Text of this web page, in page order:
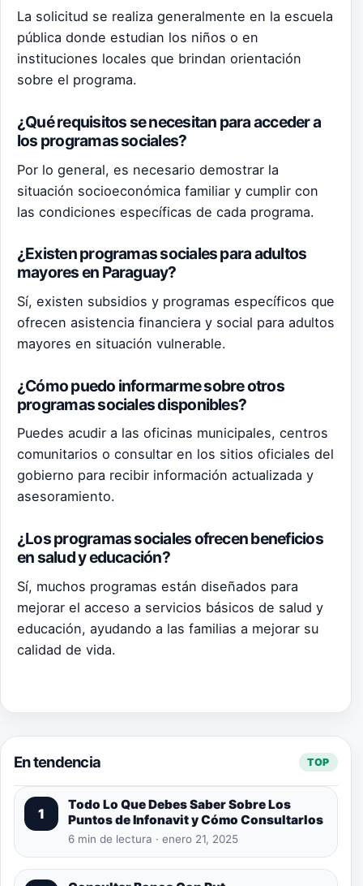
La solicitud se realiza generalmente en la escuela
pública donde estudian los niños o en
instituciones locales que brindan orientación
sobre el programa.
¿Qué requisitos se necesitan para acceder a
los programas sociales?
Por lo general, es necesario demostrar la
situación socioeconómica familiar y cumplir con
las condiciones específicas de cada programa.
¿Existen programas sociales para adultos
mayores en Paraguay?
Sí, existen subsidios y programas específicos que
ofrecen asistencia financiera y social para adultos
mayores en situación vulnerable.
¿Cómo puedo informarme sobre otros
programas sociales disponibles?
Puedes acudir a las oficinas municipales, centros
comunitarios o consultar en los sitios oficiales del
gobierno para recibir información actualizada y
asesoramiento.
¿Los programas sociales ofrecen beneficios
en salud y educación?
Sí, muchos programas están diseñados para
mejorar el acceso a servicios básicos de salud y
educación, ayudando a las familias a mejorar su
calidad de vida.
En tendencia TOP
1
Todo Lo Que Debes Saber Sobre Los
Puntos de Infonavit y Cómo Consultarlos
6 min de lectura · enero 21, 2025